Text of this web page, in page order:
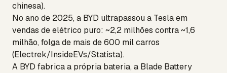
chinesa).
No ano de 2025, a BYD ultrapassou a Tesla em
vendas de elétrico puro: ~2,2 milhões contra ~1,6
milhão, folga de mais de 600 mil carros
(Electrek/InsideEVs/Statista).
A BYD fabrica a própria bateria, a Blade Battery